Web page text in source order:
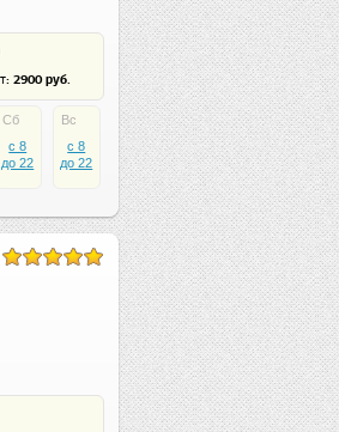
: 2900 руб.
Сб
c 8
до 22
Вс
c 8
до 22